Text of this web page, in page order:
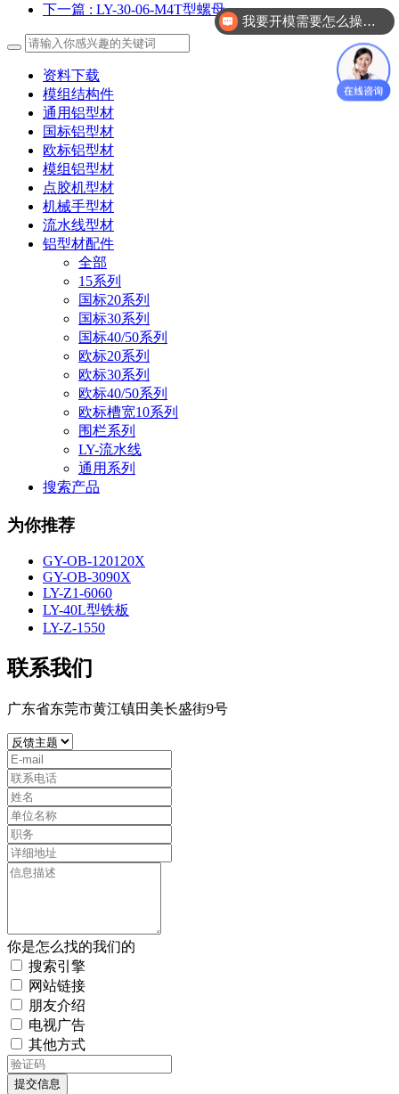
下一篇 : LY-30-06-M4T型螺母
资料下载
模组结构件
通用铝型材
国标铝型材
欧标铝型材
模组铝型材
点胶机型材
机械手型材
流水线型材
铝型材配件
全部
15系列
国标20系列
国标30系列
国标40/50系列
欧标20系列
欧标30系列
欧标40/50系列
欧标槽宽10系列
围栏系列
LY-流水线
通用系列
搜索产品
为你推荐
GY-OB-120120X
GY-OB-3090X
LY-Z1-6060
LY-40L型铁板
LY-Z-1550
联系我们
广东省东莞市黄江镇田美长盛街9号
你是怎么找的我们的
搜索引擎
网站链接
朋友介绍
电视广告
其他方式
提交信息
我要开模需要怎么操作？